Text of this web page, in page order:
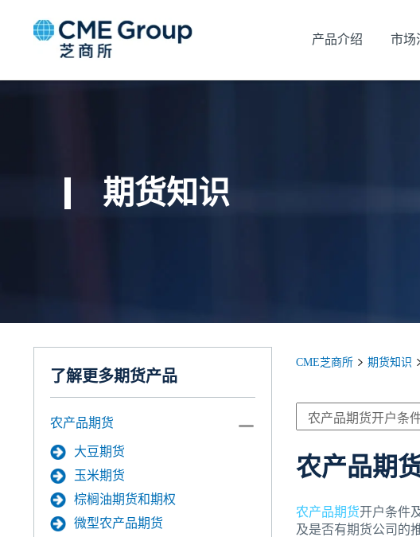
产品介绍 市场
期货知识
了解更多期货产品
农产品期货
大豆期货
玉米期货
棕榈油期货和期权
微型农产品期货
CME芝商所 期货知识
农产品期
农产品期货开户条件
及是否有期货公司的